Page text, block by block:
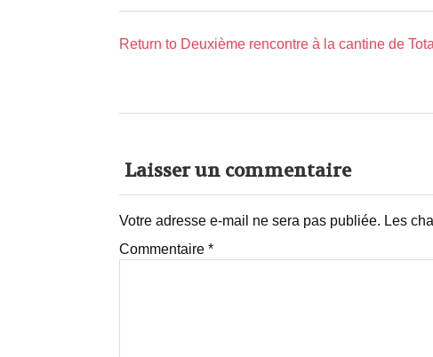
Return to Deuxième rencontre à la cantine de
Laisser un commentaire
Votre adresse e-mail ne sera pas publiée. Les
Commentaire *